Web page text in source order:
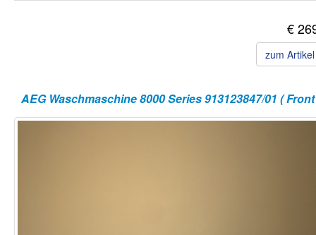
€
zum